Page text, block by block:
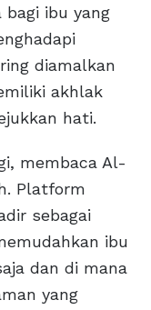
ibu yang
diamalkan
akhlak
hati.
membaca Al-
Platform
sebagai
ibu
dan di mana
yang